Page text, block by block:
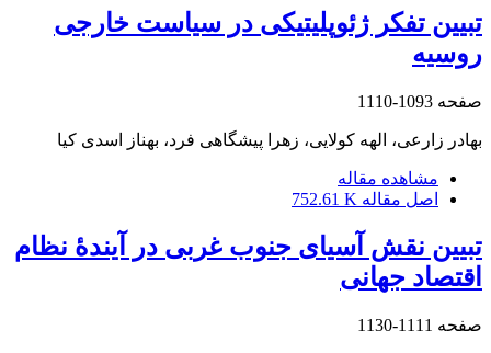
تبیین تفکر ژئوپلیتیکی در سیاست خارجی
روسیه
صفحه 1093-1110
بهادر زارعی، الهه کولایی، زهرا پیشگاهی فرد، بهناز اسدی کیا
مشاهده مقاله
اصل مقاله 752.61 K
تبیین نقش آسیای جنوب غربی در آیندۀ نظام
اقتصاد جهانی
صفحه 1111-1130